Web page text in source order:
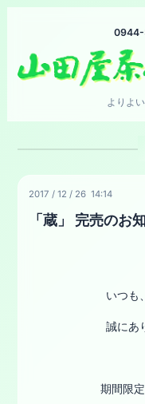
よりよ
2017 /12 / 26 14:14
「蔵」 完売のお
いつも
誠にあ
期間限